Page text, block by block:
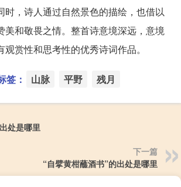
时，诗人通过自然景色的描绘，也借以
美和敬畏之情。整首诗意境深远，意境
赏性和思考性的优秀诗词作品。
签： 山脉 平野 残月
处是哪里
下一篇
“自擘黄柑蘸酒书”的出处是哪里